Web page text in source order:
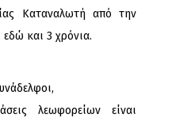
Καταναλωτή από την
εδώ και 3 χρόνια.
λεωφορείων είναι